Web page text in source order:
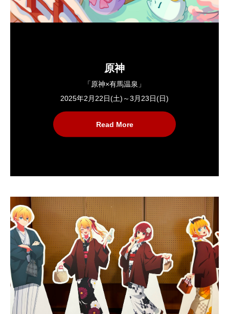
原神
「原神×有馬温泉」
2025年2月22日(土)～3月23日(日)
Read More